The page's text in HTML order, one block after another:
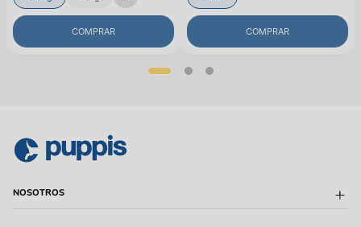
COMPRAR COMPRAR
NOSOTROS